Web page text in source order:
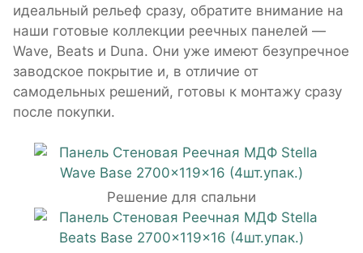
идеальный рельеф сразу, обратите внимание на
наши готовые коллекции реечных панелей —
Wave, Beats и Duna. Они уже имеют безупречное
заводское покрытие и, в отличие от
самодельных решений, готовы к монтажу сразу
после покупки.
Решение для спальни